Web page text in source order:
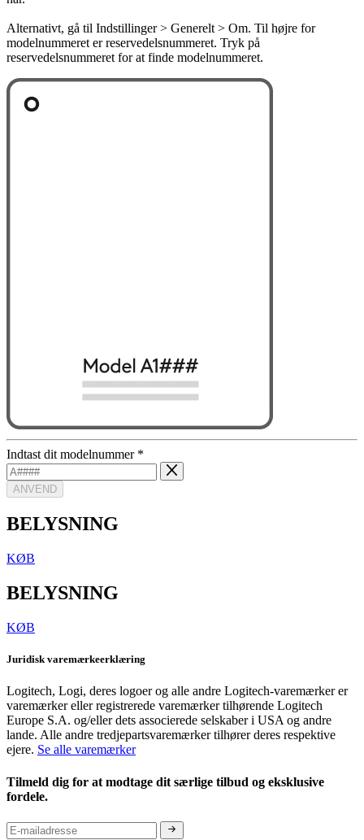
Alternativt, gå til Indstillinger > Generelt > Om. Til højre for
modelnummeret er reservedelsnummeret. Tryk på
reservedelsnummeret for at finde modelnummeret.
Indtast dit modelnummer *
ANVEND
BELYSNING
KØB
BELYSNING
KØB
Juridisk varemærkeerklæring
Logitech, Logi, deres logoer og alle andre Logitech-varemærker er
varemærker eller registrerede varemærker tilhørende Logitech
Europe S.A. og/eller dets associerede selskaber i USA og andre
lande. Alle andre tredjepartsvaremærker tilhører deres respektive
ejere. Se alle varemærker
Tilmeld dig for at modtage dit særlige tilbud og eksklusive
fordele.